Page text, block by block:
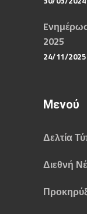
2025
24/11/2025
Μενού
Δελτία
Διεθνή